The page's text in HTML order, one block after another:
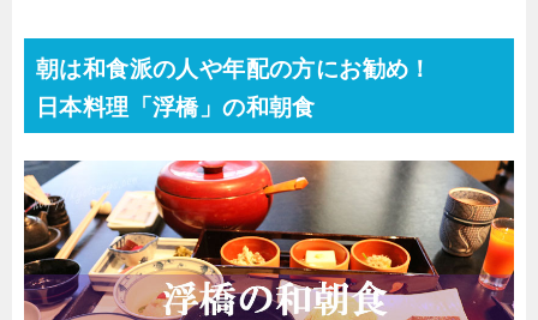
朝は和食派の人や年配の方にお勧め！
日本料理「浮橋」の和朝食